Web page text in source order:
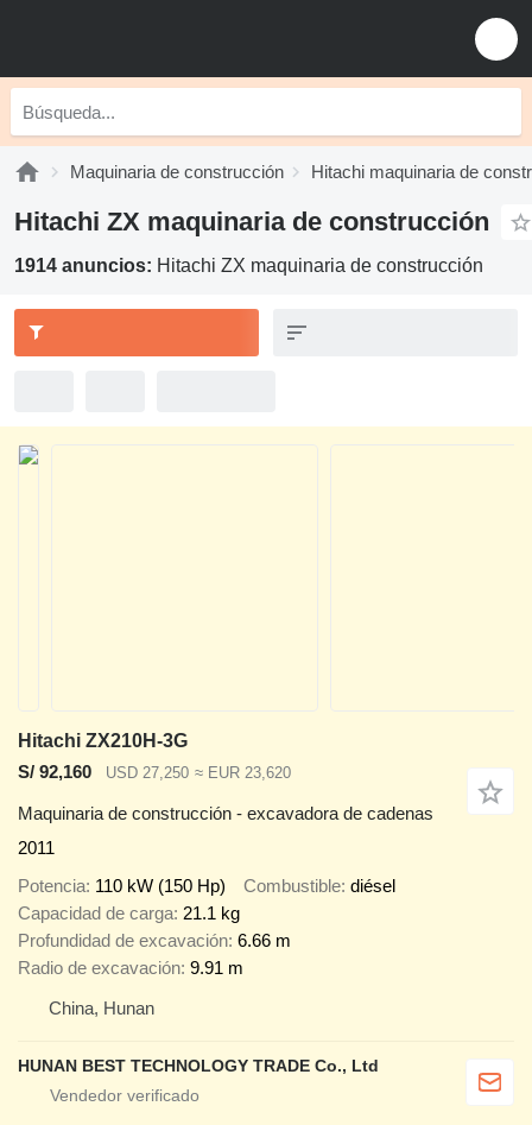
Maquinaria de construcción Hitachi maquinaria de
Hitachi ZX maquinaria de construcción
1914 anuncios: Hitachi ZX maquinaria de construcción
Hitachi ZX210H-3G
S/ 92,160
USD 27,250 ≈ EUR 23,620
Maquinaria de construcción - excavadora de cadenas
2011
Potencia 110 kW (150 Hp) Combustible diésel
Capacidad de carga 21.1 kg
Profundidad de excavación 6.66 m
Radio de excavación 9.91 m
China, Hunan
HUNAN BEST TECHNOLOGY TRADE Co., Ltd